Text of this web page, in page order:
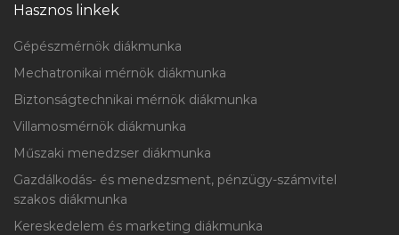
Hasznos linkek
Gépészmérnök diákmunka
Mechatronikai mérnök diákmunka
Biztonságtechnikai mérnök diákmunka
Villamosmérnök diákmunka
Műszaki menedzser diákmunka
Gazdálkodás- és menedzsment, pénzügy-számvitel
szakos diákmunka
Kereskedelem és marketing diákmunka